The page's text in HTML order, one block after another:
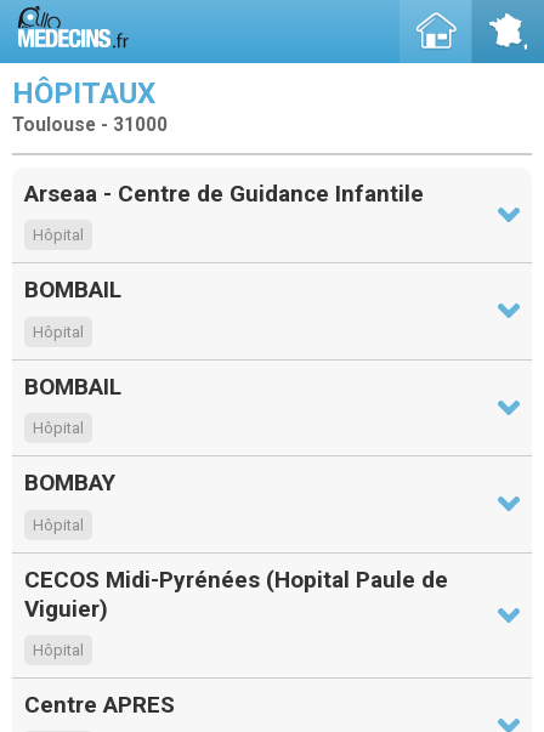
HÔPITAUX
Toulouse - 31000
Arseaa - Centre de Guidance Infantile
Hôpital
BOMBAIL
Hôpital
BOMBAIL
Hôpital
BOMBAY
Hôpital
CECOS Midi-Pyrénées (Hopital Paule de
Viguier)
Hôpital
Centre APRES